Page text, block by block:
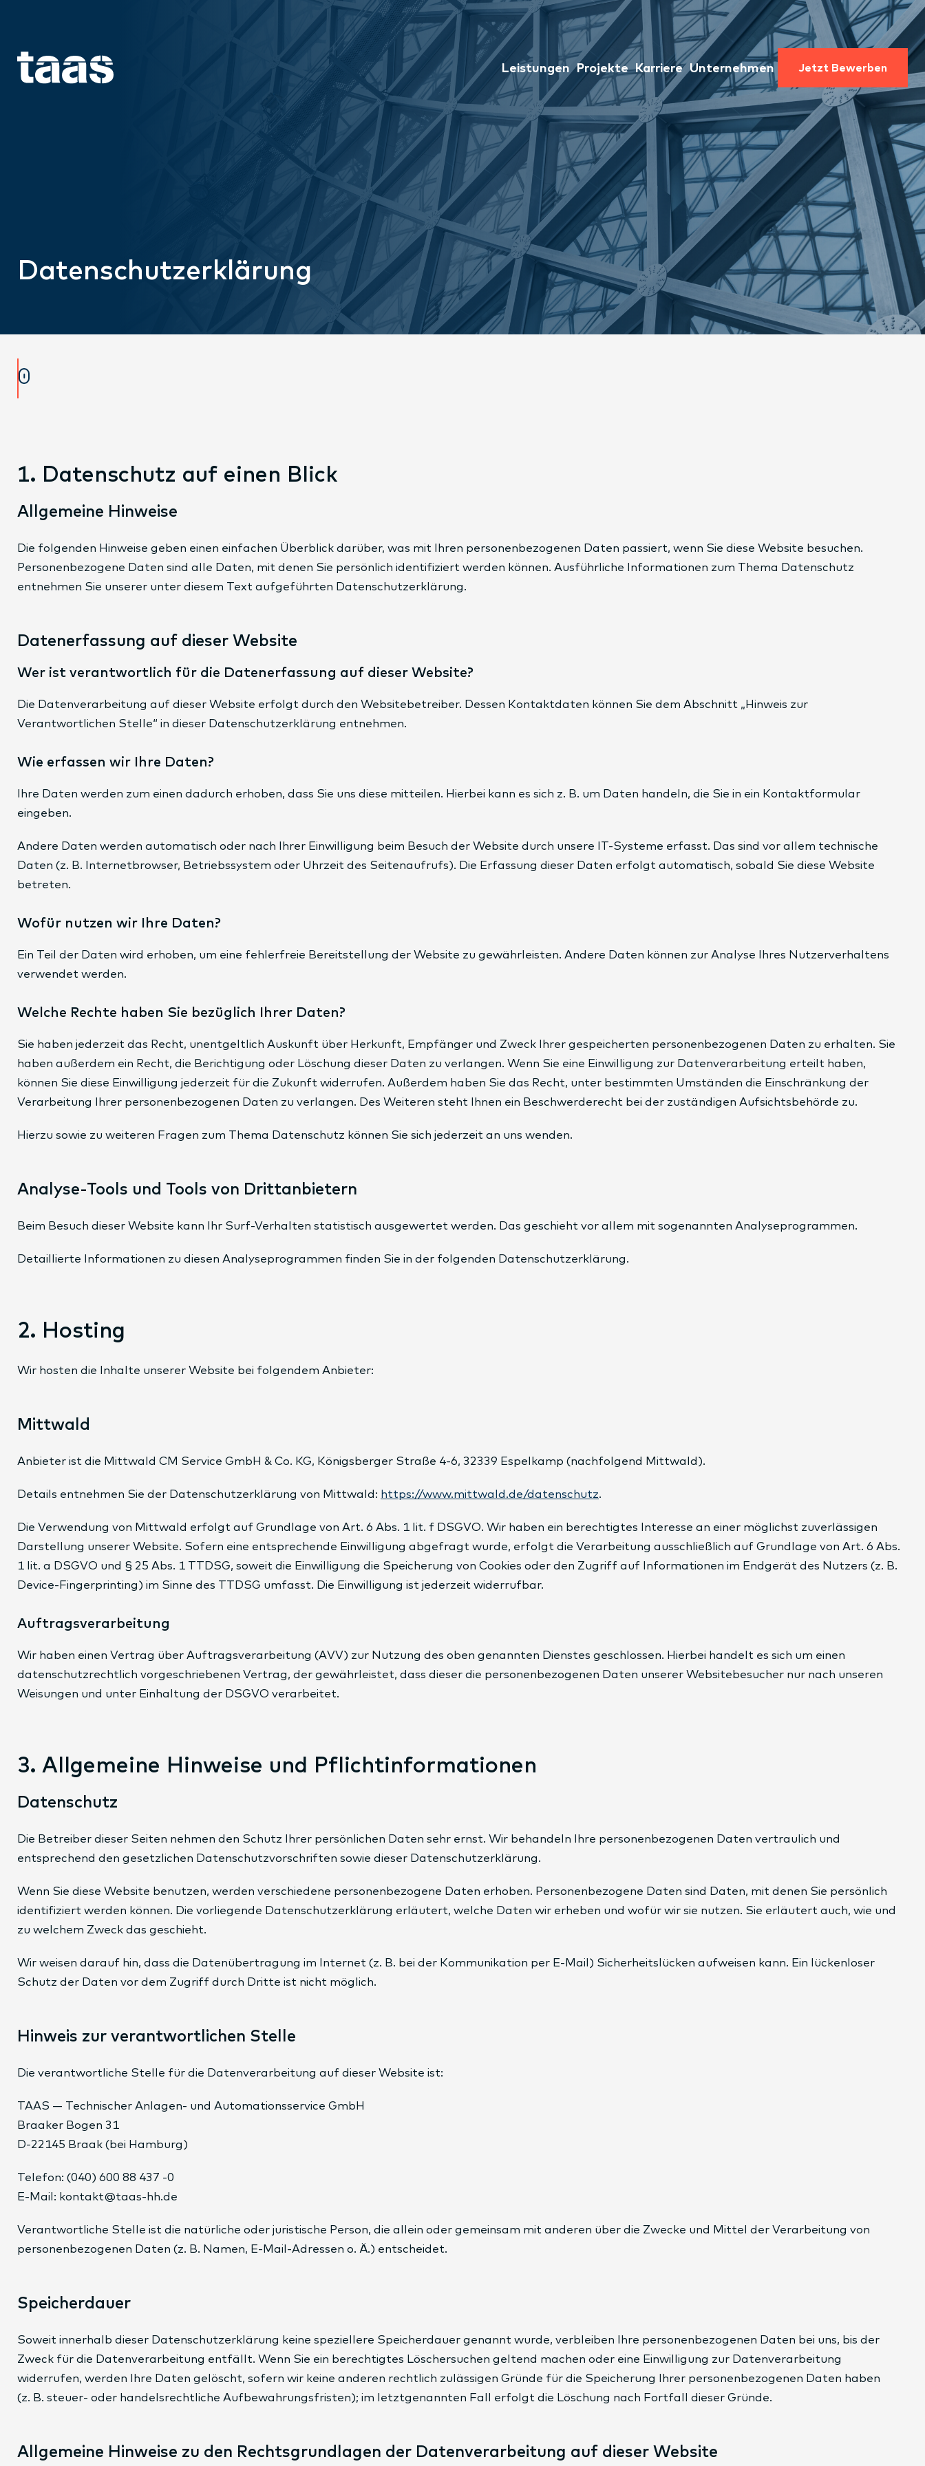
Leistungen Projekte Karriere Unternehmen Jetzt Bewerben
Datenschutzerklärung
1. Datenschutz auf einen Blick
Allgemeine Hinweise
Die folgenden Hinweise geben einen einfachen Überblick darüber, was mit Ihren personenbezogenen Daten passiert, wenn Sie diese Website besuchen.
Personenbezogene Daten sind alle Daten, mit denen Sie persönlich identifiziert werden können. Ausführliche Informationen zum Thema Datenschutz
entnehmen Sie unserer unter diesem Text aufgeführten Datenschutzerklärung.
Datenerfassung auf dieser Website
Wer ist verantwortlich für die Datenerfassung auf dieser Website?
Die Datenverarbeitung auf dieser Website erfolgt durch den Websitebetreiber. Dessen Kontaktdaten können Sie dem Abschnitt „Hinweis zur
Verantwortlichen Stelle“ in dieser Datenschutzerklärung entnehmen.
Wie erfassen wir Ihre Daten?
Ihre Daten werden zum einen dadurch erhoben, dass Sie uns diese mitteilen. Hierbei kann es sich z. B. um Daten handeln, die Sie in ein Kontaktformular
eingeben.
Andere Daten werden automatisch oder nach Ihrer Einwilligung beim Besuch der Website durch unsere IT-Systeme erfasst. Das sind vor allem technische
Daten (z. B. Internetbrowser, Betriebssystem oder Uhrzeit des Seitenaufrufs). Die Erfassung dieser Daten erfolgt automatisch, sobald Sie diese Website
betreten.
Wofür nutzen wir Ihre Daten?
Ein Teil der Daten wird erhoben, um eine fehlerfreie Bereitstellung der Website zu gewährleisten. Andere Daten können zur Analyse Ihres Nutzerverhaltens
verwendet werden.
Welche Rechte haben Sie bezüglich Ihrer Daten?
Sie haben jederzeit das Recht, unentgeltlich Auskunft über Herkunft, Empfänger und Zweck Ihrer gespeicherten personenbezogenen Daten zu erhalten. Sie
haben außerdem ein Recht, die Berichtigung oder Löschung dieser Daten zu verlangen. Wenn Sie eine Einwilligung zur Datenverarbeitung erteilt haben,
können Sie diese Einwilligung jederzeit für die Zukunft widerrufen. Außerdem haben Sie das Recht, unter bestimmten Umständen die Einschränkung der
Verarbeitung Ihrer personenbezogenen Daten zu verlangen. Des Weiteren steht Ihnen ein Beschwerderecht bei der zuständigen Aufsichtsbehörde zu.
Hierzu sowie zu weiteren Fragen zum Thema Datenschutz können Sie sich jederzeit an uns wenden.
Analyse-Tools und Tools von Dritt­anbietern
Beim Besuch dieser Website kann Ihr Surf-Verhalten statistisch ausgewertet werden. Das geschieht vor allem mit sogenannten Analyseprogrammen.
Detaillierte Informationen zu diesen Analyseprogrammen finden Sie in der folgenden Datenschutzerklärung.
2. Hosting
Wir hosten die Inhalte unserer Website bei folgendem Anbieter:
Mittwald
Anbieter ist die Mittwald CM Service GmbH & Co. KG, Königsberger Straße 4-6, 32339 Espelkamp (nachfolgend Mittwald).
Details entnehmen Sie der Datenschutzerklärung von Mittwald: https://www.mittwald.de/datenschutz.
Die Verwendung von Mittwald erfolgt auf Grundlage von Art. 6 Abs. 1 lit. f DSGVO. Wir haben ein berechtigtes Interesse an einer möglichst zuverlässigen
Darstellung unserer Website. Sofern eine entsprechende Einwilligung abgefragt wurde, erfolgt die Verarbeitung ausschließlich auf Grundlage von Art. 6 Abs.
1 lit. a DSGVO und § 25 Abs. 1 TTDSG, soweit die Einwilligung die Speicherung von Cookies oder den Zugriff auf Informationen im Endgerät des Nutzers (z. B.
Device-Fingerprinting) im Sinne des TTDSG umfasst. Die Einwilligung ist jederzeit widerrufbar.
Auftragsverarbeitung
Wir haben einen Vertrag über Auftragsverarbeitung (AVV) zur Nutzung des oben genannten Dienstes geschlossen. Hierbei handelt es sich um einen
datenschutzrechtlich vorgeschriebenen Vertrag, der gewährleistet, dass dieser die personenbezogenen Daten unserer Websitebesucher nur nach unseren
Weisungen und unter Einhaltung der DSGVO verarbeitet.
3. Allgemeine Hinweise und Pflicht­informationen
Datenschutz
Die Betreiber dieser Seiten nehmen den Schutz Ihrer persönlichen Daten sehr ernst. Wir behandeln Ihre personenbezogenen Daten vertraulich und
entsprechend den gesetzlichen Datenschutzvorschriften sowie dieser Datenschutzerklärung.
Wenn Sie diese Website benutzen, werden verschiedene personenbezogene Daten erhoben. Personenbezogene Daten sind Daten, mit denen Sie persönlich
identifiziert werden können. Die vorliegende Datenschutzerklärung erläutert, welche Daten wir erheben und wofür wir sie nutzen. Sie erläutert auch, wie und
zu welchem Zweck das geschieht.
Wir weisen darauf hin, dass die Datenübertragung im Internet (z. B. bei der Kommunikation per E-Mail) Sicherheitslücken aufweisen kann. Ein lückenloser
Schutz der Daten vor dem Zugriff durch Dritte ist nicht möglich.
Hinweis zur verantwortlichen Stelle
Die verantwortliche Stelle für die Datenverarbeitung auf dieser Website ist:
TAAS — Technischer Anlagen- und Automationsservice GmbH
Braaker Bogen 31
D-22145 Braak (bei Hamburg)
Telefon: (040) 600 88 437 -0
E-Mail: kontakt@taas-hh.de
Verantwortliche Stelle ist die natürliche oder juristische Person, die allein oder gemeinsam mit anderen über die Zwecke und Mittel der Verarbeitung von
personenbezogenen Daten (z. B. Namen, E-Mail-Adressen o. Ä.) entscheidet.
Speicherdauer
Soweit innerhalb dieser Datenschutzerklärung keine speziellere Speicherdauer genannt wurde, verbleiben Ihre personenbezogenen Daten bei uns, bis der
Zweck für die Datenverarbeitung entfällt. Wenn Sie ein berechtigtes Löschersuchen geltend machen oder eine Einwilligung zur Datenverarbeitung
widerrufen, werden Ihre Daten gelöscht, sofern wir keine anderen rechtlich zulässigen Gründe für die Speicherung Ihrer personenbezogenen Daten haben
(z. B. steuer- oder handelsrechtliche Aufbewahrungsfristen); im letztgenannten Fall erfolgt die Löschung nach Fortfall dieser Gründe.
Allgemeine Hinweise zu den Rechtsgrundlagen der Datenverarbeitung auf dieser Website